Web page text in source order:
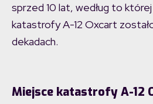
sprzed 10 lat, według to
katastrofy A-12 Oxcart
dekadach.
Miejsce katastrofy A-12